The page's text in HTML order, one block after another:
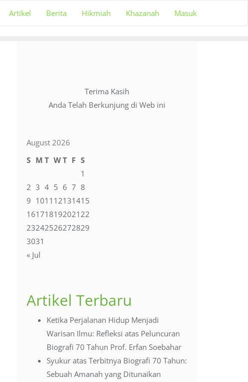
Artikel Berita Hikmiah Khazanah Masuk
Terima Kasih
Anda Telah Berkunjung di Web ini
August 2026
S M T WT F S
1
2 3 4 5 6 7 8
9 1011 12131415
16171819202122
23242526272829
3031
« Jul
Artikel Terbaru
Ketika Perjalanan Hidup Menjadi
Warisan Ilmu: Refleksi atas Peluncuran
Biografi 70 Tahun Prof. Erfan Soebahar
Syukur atas Terbitnya Biografi 70 Tahun:
Sebuah Amanah yang Ditunaikan